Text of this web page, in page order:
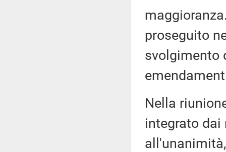
proseguito
svolgimento
Nella
integrato dai